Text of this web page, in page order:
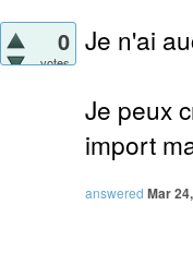
0
votes
Je n'ai
Je peux
import
answered Mar